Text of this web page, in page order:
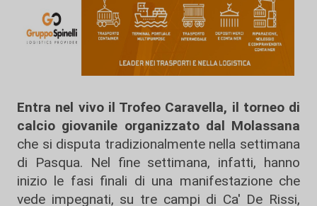
Entra nel vivo il Trofeo Caravella, il torneo di
calcio giovanile organizzato dal Molassana
che si disputa tradizionalmente nella settimana
di Pasqua. Nel fine settimana, infatti, hanno
inizio le fasi finali di una manifestazione che
vede impegnati, su tre campi di Ca' De Rissi,